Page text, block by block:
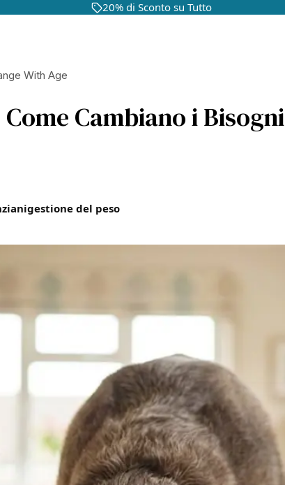
20% di Sconto su Tutto
With Age
Cambiano i Bisogni
gestione del peso